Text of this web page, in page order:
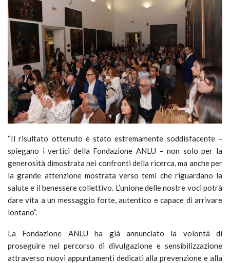
“Il risultato ottenuto è stato estremamente soddisfacente –
spiegano i vertici della Fondazione ANLU – non solo per la
generosità dimostrata nei confronti della ricerca, ma anche per
la grande attenzione mostrata verso temi che riguardano la
salute e il benessere collettivo. L’unione delle nostre voci potrà
dare vita a un messaggio forte, autentico e capace di arrivare
lontano”.
La Fondazione ANLU ha già annunciato la volontà di
proseguire nel percorso di divulgazione e sensibilizzazione
attraverso nuovi appuntamenti dedicati alla prevenzione e alla